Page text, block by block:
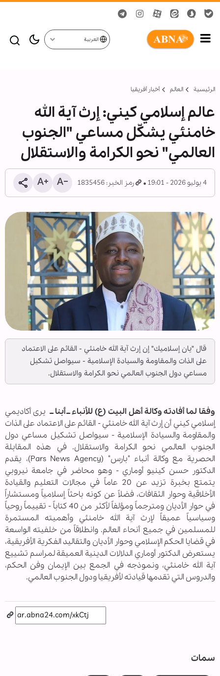
العربية
الرئيسية العالم أخبار أفريقيا
عالم إسلامي كيني: إرث آية الله
خامنئي يشكّل مساعي "الجنوب
العالمي" نحو الكرامة والاستقلال
4 يوليو 2026 - 19:01 رمز الخبر: 1835456
قال "يان إسلاميك" إن إرث آية الله خامنئي - القائم على الاعتماد
على الذات والمقاومة والسيادة الإسلامية - سيواصل تشكيل
مساعي دول الجنوب العالمي نحو الكرامة والاستقلال.
وفقا لما أفادته وكالة أهل البيت (ع) للأنباء ــ أبنا ــ يرى أكاديمي
إسلامي كيني أن إرث آية الله خامنئي - القائم على الاعتماد على الذات
والمقاومة والسيادة الإسلامية - سيواصل تشكيل مساعي دول
الجنوب العالمي نحو الكرامة والاستقلال. في هذه المقابلة
الحصرية مع وكالة أنباء "بارس" (Pars News Agency)، يقدم
الدكتور حسن كينيو أوماري - وهو محاضر في جامعة نيروبي
يتمتع بخبرة تزيد عن 20 عاماً في مجالات التعليم والقيادة
الأخلاقية وحوار الثقافات، فضلاً عن كونه باحثاً إسلامياً ومستشاراً
في حوار الأديان ومترجماً ومؤلفاً لأكثر من 40 كتاباً - تقييماً روحياً
وسياسياً عميقاً لإرث آية الله خامنئي وأهميته المستمرة
للمسلمين في جميع أنحاء العالم. وانطلاقاً من خلفيته الواسعة
في قضايا الحكم الإسلامي وحوار الأديان والتقاليد الفكرية الأفريقية،
يستعرض الدكتور أوماري الدلالات الدينية العميقة لمراسم تشييع
آية الله خامنئي، ونموذجه في الجمع بين الإيمان وفن الحكم،
والدروس التي تقدمها قيادته لأفريقيا ودول الجنوب العالمي.
سمات